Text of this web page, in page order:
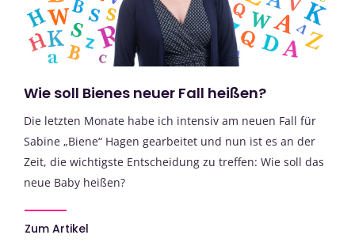
Wie soll Bienes neuer Fall heißen?
Die letzten Monate habe ich intensiv am neuen Fall für
Sabine „Biene“ Hagen gearbeitet und nun ist es an der
Zeit, die wichtigste Entscheidung zu treffen: Wie soll das
neue Baby heißen?
Zum Artikel